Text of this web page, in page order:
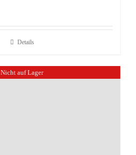
Details
Nicht auf Lager